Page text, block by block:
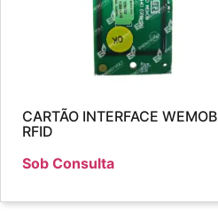
CARTÃO INTERFACE WEMOB
RFID
Sob Consulta